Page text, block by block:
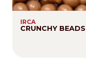
IRCA
CRUNCHY